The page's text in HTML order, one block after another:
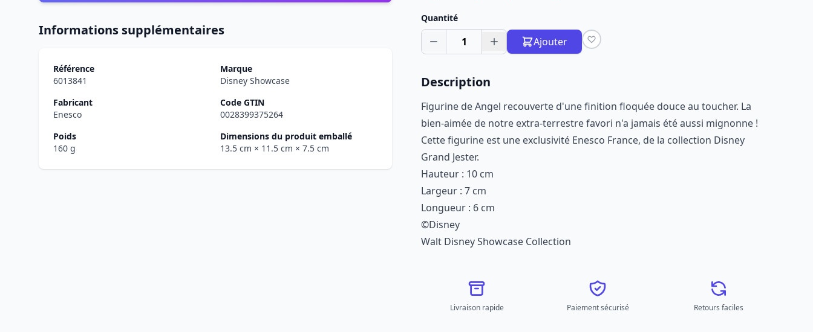
Informations supplémentaires
Référence
6013841
Marque
Disney Showcase
Fabricant
Enesco
Code GTIN
0028399375264
Poids
160 g
Dimensions du produit emballé
13.5 cm × 11.5 cm × 7.5 cm
Quantité
1 Ajouter
Description
Figurine de Angel recouverte d'une finition floquée douce au toucher. La
bien-aimée de notre extra-terrestre favori n'a jamais été aussi mignonne !
Cette figurine est une exclusivité Enesco France, de la collection Disney
Grand Jester.
Hauteur : 10 cm
Largeur : 7 cm
Longueur : 6 cm
©Disney
Walt Disney Showcase Collection
Livraison rapide Paiement sécurisé Retours faciles